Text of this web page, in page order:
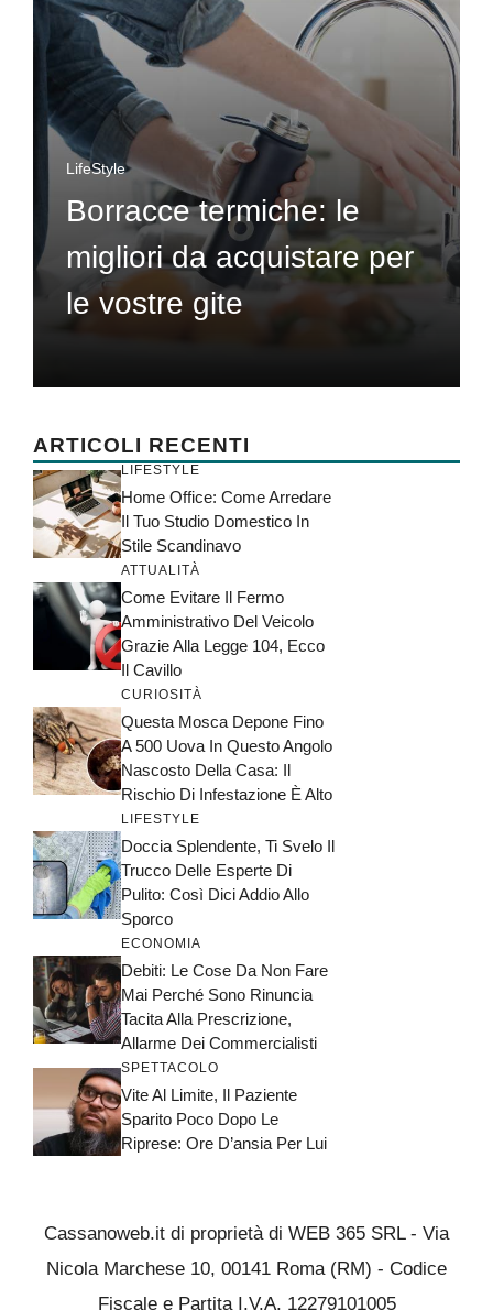
LifeStyle
Borracce termiche: le
migliori da acquistare per
le vostre gite
ARTICOLI RECENTI
LIFESTYLE
Home Office: Come Arredare
Il Tuo Studio Domestico In
Stile Scandinavo
ATTUALITÀ
Come Evitare Il Fermo
Amministrativo Del Veicolo
Grazie Alla Legge 104, Ecco
Il Cavillo
CURIOSITÀ
Questa Mosca Depone Fino
A 500 Uova In Questo Angolo
Nascosto Della Casa: Il
Rischio Di Infestazione È Alto
LIFESTYLE
Doccia Splendente, Ti Svelo Il
Trucco Delle Esperte Di
Pulito: Così Dici Addio Allo
Sporco
ECONOMIA
Debiti: Le Cose Da Non Fare
Mai Perché Sono Rinuncia
Tacita Alla Prescrizione,
Allarme Dei Commercialisti
SPETTACOLO
Vite Al Limite, Il Paziente
Sparito Poco Dopo Le
Riprese: Ore D’ansia Per Lui
Cassanoweb.it di proprietà di WEB 365 SRL - Via
Nicola Marchese 10, 00141 Roma (RM) - Codice
Fiscale e Partita I.V.A. 12279101005